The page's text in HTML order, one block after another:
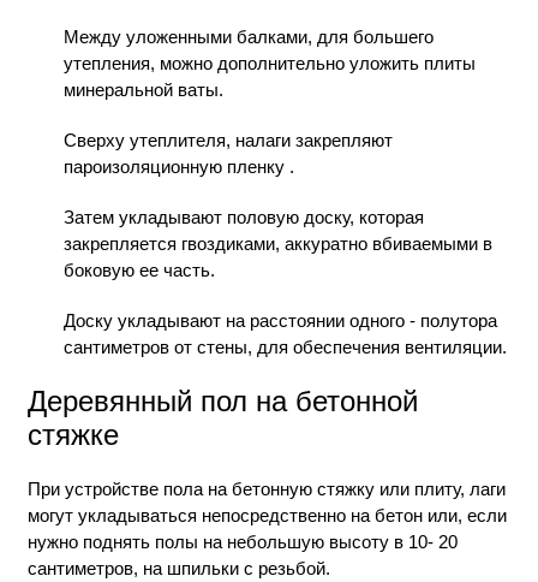
Между уложенными балками, для большего
утепления, можно дополнительно уложить плиты
минеральной ваты.
Сверху утеплителя, налаги закрепляют
пароизоляционную пленку .
Затем укладывают половую доску, которая
закрепляется гвоздиками, аккуратно вбиваемыми в
боковую ее часть.
Доску укладывают на расстоянии одного - полутора
сантиметров от стены, для обеспечения вентиляции.
Деревянный пол на бетонной
стяжке
При устройстве пола на бетонную стяжку или плиту, лаги
могут укладываться непосредственно на бетон или, если
нужно поднять полы на небольшую высоту в 10- 20
сантиметров, на шпильки с резьбой.